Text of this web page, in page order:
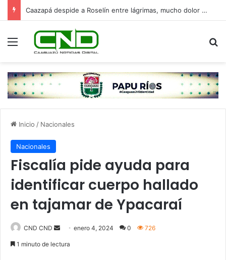
Caazapá despide a Roselín entre lágrimas, mucho dolor y un fuerte pedido de justicia
Menú
Inicio / Nacionales
Nacionales
Fiscalía pide ayuda para
identificar cuerpo hallado
en tajamar de Ypacaraí
CND CND
Sendenero 4, 2024 0 726
1 minuto de lectura